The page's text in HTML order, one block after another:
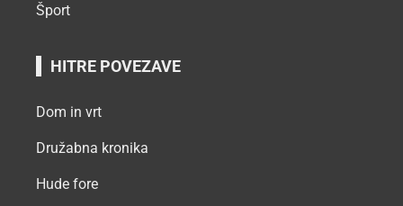
Šport
HITRE POVEZAVE
Dom in vrt
Družabna kronika
Hude fore